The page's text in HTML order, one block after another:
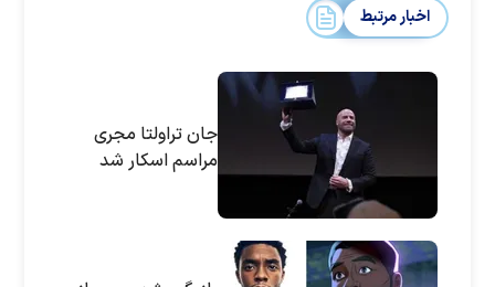
اخبار مرتبط
جان تراولتا مجری
مراسم اسکار شد